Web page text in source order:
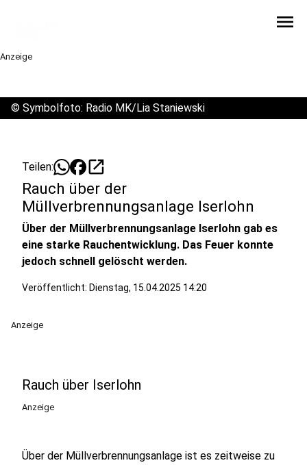
menu
Anzeige
© Symbolfoto: Radio MK/Lia Staniewski
Teilen: open_in_new
Rauch über der
Müllverbrennungsanlage Iserlohn
Über der Müllverbrennungsanlage Iserlohn gab es
eine starke Rauchentwicklung. Das Feuer konnte
jedoch schnell gelöscht werden.
Veröffentlicht: Dienstag, 15.04.2025 14:20
Anzeige
Rauch über Iserlohn
Anzeige
Über der Müllverbrennungsanlage ist es zeitweise zu